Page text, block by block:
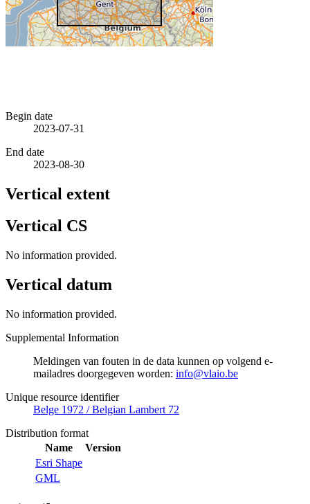
Begin date
2023-07-31
End date
2023-08-30
Vertical extent
Vertical CS
No information provided.
Vertical datum
No information provided.
Supplemental Information
Meldingen van fouten in de data kunnen op volgend e-
mailadres doorgegeven worden: info@vlaio.be
Unique resource identifier
Belge 1972 / Belgian Lambert 72
Distribution format
Name
Version
Esri Shape
GML